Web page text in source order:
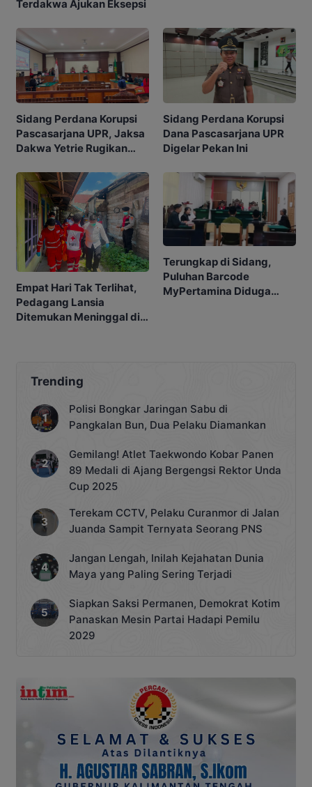
Terdakwa Ajukan Eksepsi
Sidang Perdana Korupsi
Pascasarjana UPR, Jaksa
Dakwa Yetrie Rugikan
Sidang Perdana Korupsi
Dana Pascasarjana UPR
Digelar Pekan Ini
Empat Hari Tak Terlihat,
Pedagang Lansia
Ditemukan Meninggal di
Terungkap di Sidang,
Puluhan Barcode
MyPertamina Diduga
Trending
Polisi Bongkar Jaringan Sabu di
Pangkalan Bun, Dua Pelaku Diamankan
Gemilang! Atlet Taekwondo Kobar Panen
89 Medali di Ajang Bergengsi Rektor Unda
Cup 2025
Terekam CCTV, Pelaku Curanmor di Jalan
Juanda Sampit Ternyata Seorang PNS
Jangan Lengah, Inilah Kejahatan Dunia
Maya yang Paling Sering Terjadi
Siapkan Saksi Permanen, Demokrat Kotim
Panaskan Mesin Partai Hadapi Pemilu
2029